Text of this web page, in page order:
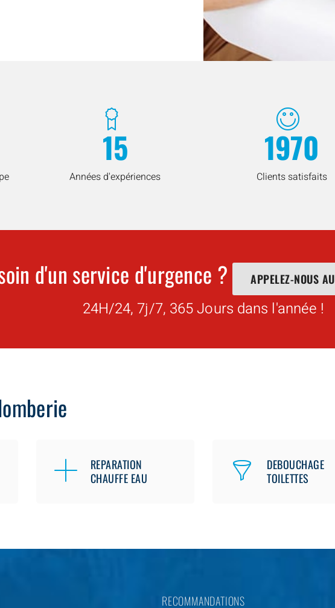
15
Années d'expériences
1970
Clients satisfaits
d'un service d'urgence ? APPELEZ-NOUS AU
24H/24, 7j/7, 365 Jours dans l'année !
REPARATION
CHAUFFE EAU
DEBOUCHAGE
TOILETTES
RECOMMANDATIONS